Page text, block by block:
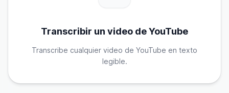
Transcribir un video de YouTube
Transcribe cualquier video de YouTube en texto
legible.